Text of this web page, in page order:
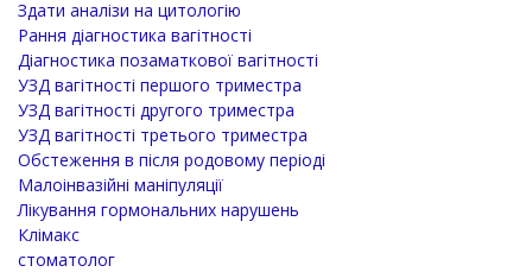
Здати аналізи на цитологію
Рання діагностика вагітності
Діагностика позаматкової вагітності
УЗД вагітності першого триместра
УЗД вагітності другого триместра
УЗД вагітності третього триместра
Обстеження в після родовому періоді
Малоінвазійні маніпуляції
Лікування гормональних нарушень
Клімакс
стоматолог